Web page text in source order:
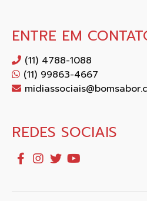
ENTRE EM
(11) 4788-1088
(11) 99863-4667
REDES SOCIAIS